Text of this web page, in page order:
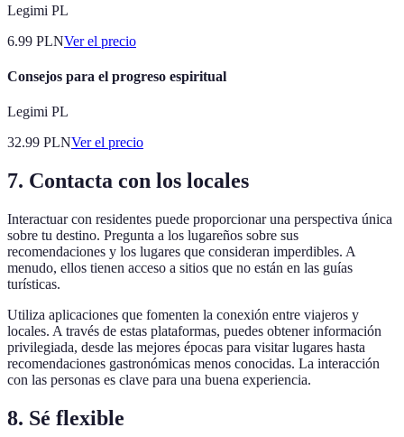
Legimi PL
6.99 PLNVer el precio
Consejos para el progreso espiritual
Legimi PL
32.99 PLNVer el precio
7. Contacta con los locales
Interactuar con residentes puede proporcionar una perspectiva única
sobre tu destino. Pregunta a los lugareños sobre sus
recomendaciones y los lugares que consideran imperdibles. A
menudo, ellos tienen acceso a sitios que no están en las guías
turísticas.
Utiliza aplicaciones que fomenten la conexión entre viajeros y
locales. A través de estas plataformas, puedes obtener información
privilegiada, desde las mejores épocas para visitar lugares hasta
recomendaciones gastronómicas menos conocidas. La interacción
con las personas es clave para una buena experiencia.
8. Sé flexible